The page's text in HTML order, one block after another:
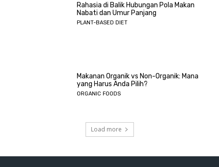
Rahasia di Balik Hubungan Pola Makan
Nabati dan Umur Panjang
PLANT-BASED DIET
Makanan Organik vs Non-Organik: Mana
yang Harus Anda Pilih?
ORGANIC FOODS
Load more